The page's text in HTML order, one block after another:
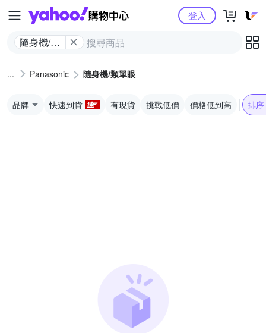
Yahoo購物中心
隨身機/類
登入
Panasonic 隨身機/類單眼
品牌 快速到貨 有現貨 挑戰低價 價格低到高 排序